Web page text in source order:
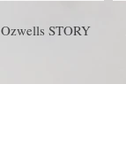
Ozwells STORY